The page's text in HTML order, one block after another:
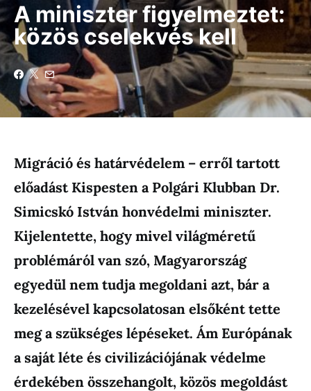
A miniszter figyelmeztet:
közös cselekvés kell
Migráció és határvédelem – erről tartott
előadást Kispesten a Polgári Klubban Dr.
Simicskó István honvédelmi miniszter.
Kijelentette, hogy mivel világméretű
problémáról van szó, Magyarország
egyedül nem tudja megoldani azt, bár a
kezelésével kapcsolatosan elsőként tette
meg a szükséges lépéseket. Ám Európának
a saját léte és civilizációjának védelme
érdekében összehangolt, közös megoldást